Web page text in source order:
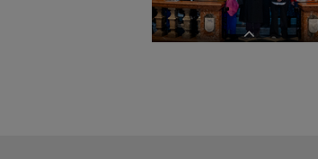
Sendungsfeier ReligionslehrerInnen